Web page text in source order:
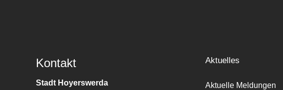
Kontakt
Stadt Hoyerswerda
Aktuelles
Aktuelle Meldungen